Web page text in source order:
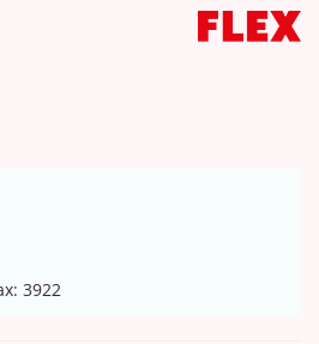
3922